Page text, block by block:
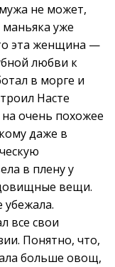
не может,
уже
эта женщина —
любви к
в морге и
Насте
очень похожее
даже в
в плену у
вещи.
убежала.
все свои
Понятно, что,
больше овощ,